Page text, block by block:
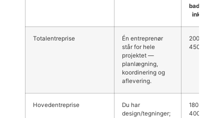
inkl.
Totalentreprise
Én entreprenør
står for hele
projektet —
planlægning,
koordinering og
aflevering.
200.000–
450.000+ kr.
Hovedentreprise
Du har
design/tegninger;
180.000–
400.000 kr.